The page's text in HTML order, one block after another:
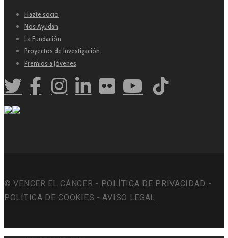
Hazte socio
Nos Ayudan
La Fundación
Proyectos de Investigación
Premios a Jóvenes
© VENCER EL CÁNCER - POLÍTICA DE PRIVACIDAD -
POLÍTICA DE COOKIES -AVISO LEGAL